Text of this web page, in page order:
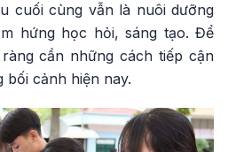
cuối cùng vẫn là nuôi dưỡng
hứng học hỏi, sáng tạo. Để
cần những cách tiếp cận
bối cảnh hiện nay.